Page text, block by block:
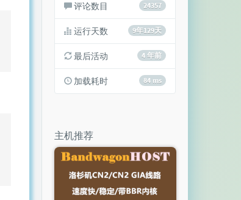
24357
评论数目
9年129天
运行天数
4 年前
最后活动
84 ms
加载耗时
主机推荐